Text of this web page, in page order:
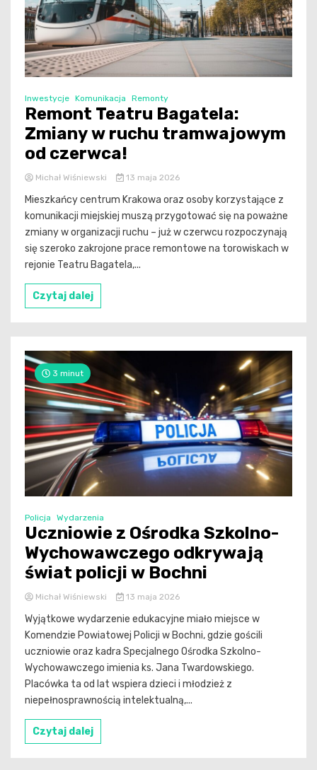
Inwestycje Komunikacja Remonty
Remont Teatru Bagatela:
Zmiany w ruchu tramwajowym
od czerwca!
Michał Wiśniewski 13 maja 2026
Mieszkańcy centrum Krakowa oraz osoby korzystające z
komunikacji miejskiej muszą przygotować się na poważne
zmiany w organizacji ruchu – już w czerwcu rozpoczynają
się szeroko zakrojone prace remontowe na torowiskach w
rejonie Teatru Bagatela,...
Czytaj dalej
3 minut
Policja Wydarzenia
Uczniowie z Ośrodka Szkolno-
Wychowawczego odkrywają
świat policji w Bochni
Michał Wiśniewski 13 maja 2026
Wyjątkowe wydarzenie edukacyjne miało miejsce w
Komendzie Powiatowej Policji w Bochni, gdzie gościli
uczniowie oraz kadra Specjalnego Ośrodka Szkolno-
Wychowawczego imienia ks. Jana Twardowskiego.
Placówka ta od lat wspiera dzieci i młodzież z
niepełnosprawnością intelektualną,...
Czytaj dalej